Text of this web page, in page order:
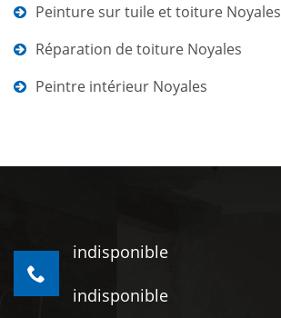
Peinture sur tuile et toiture Noyales
Réparation de toiture Noyales
Peintre intérieur Noyales
indisponible
indisponible